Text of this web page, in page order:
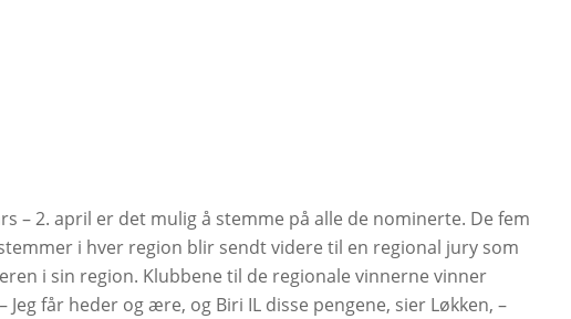
– 2. april er det mulig å stemme på alle de nominerte. De fem
i hver region blir sendt videre til en regional jury som
i sin region. Klubbene til de regionale vinnerne vinner
Jeg får heder og ære, og Biri IL disse pengene, sier Løkken, –